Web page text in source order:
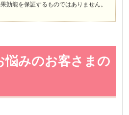
効能を保証するものではありません。
悩みのお客さまの